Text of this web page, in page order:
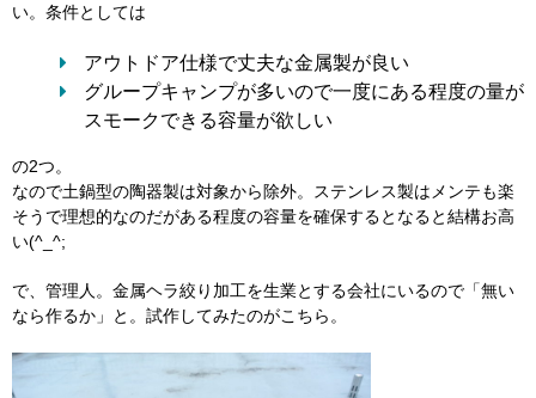
い。条件としては
アウトドア仕様で丈夫な金属製が良い
グループキャンプが多いので一度にある程度の量が
スモークできる容量が欲しい
の2つ。
なので土鍋型の陶器製は対象から除外。ステンレス製はメンテも楽
そうで理想的なのだがある程度の容量を確保するとなると結構お高
い(^_^;
で、管理人。金属ヘラ絞り加工を生業とする会社にいるので「無い
なら作るか」と。試作してみたのがこちら。